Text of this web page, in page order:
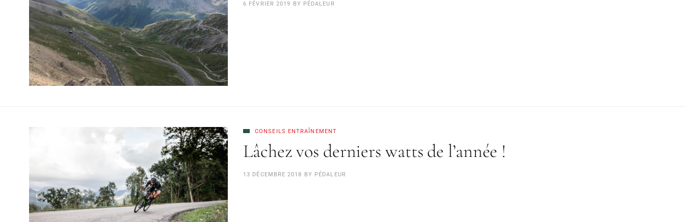
6 FÉVRIER 2019 BY PÉDALEUR
CONSEILS ENTRAÎNEMENT
Lâchez vos derniers watts de l’année !
13 DÉCEMBRE 2018 BY PÉDALEUR